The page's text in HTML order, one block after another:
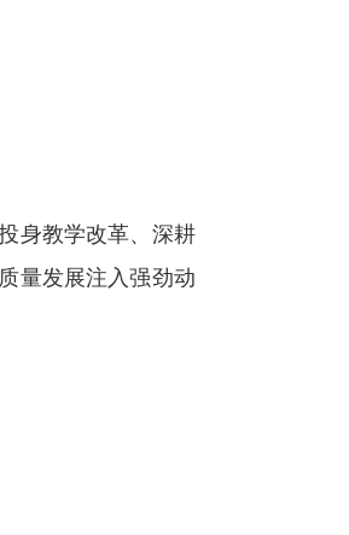
身教学改革、深耕
量发展注入强劲动